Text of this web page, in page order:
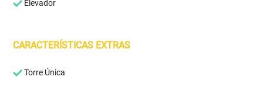
Elevador
CARACTERÍSTICAS EXTRAS
Torre Única